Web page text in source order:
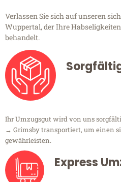
Verlassen Sie sich auf unseren
Wuppertal, der Ihre
behandelt.
Ihr Umzugsgut wird von uns
→ Grimsby transportiert, um einen
gewährleisten.
Express